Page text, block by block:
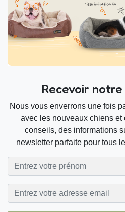
Recevoir
Nous vous enverrons une fois
avec les nouveaux chiens
conseils, des informations
newsletter parfaite pour tous